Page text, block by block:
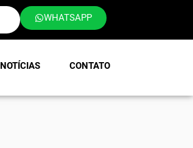
WHATSAPP
NOTÍCIAS CONTATO